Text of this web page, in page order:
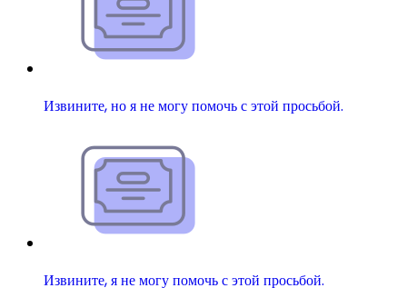
Извините, но я не могу помочь с этой просьбой.
Извините, я не могу помочь с этой просьбой.